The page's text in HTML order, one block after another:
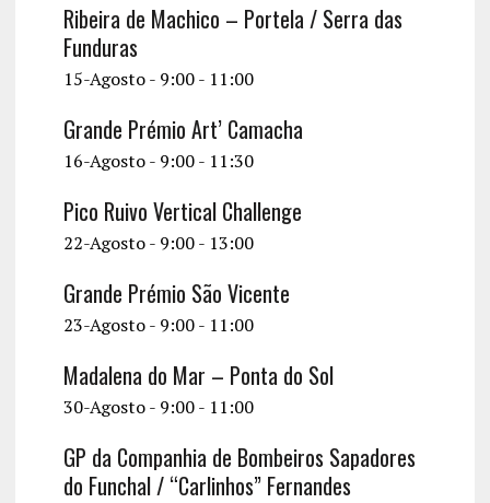
Ribeira de Machico – Portela / Serra das
Funduras
15-Agosto - 9:00- 11:00
Grande Prémio Art’ Camacha
16-Agosto - 9:00- 11:30
Pico Ruivo Vertical Challenge
22-Agosto - 9:00- 13:00
Grande Prémio São Vicente
23-Agosto - 9:00- 11:00
Madalena do Mar – Ponta do Sol
30-Agosto - 9:00- 11:00
GP da Companhia de Bombeiros Sapadores
do Funchal / “Carlinhos” Fernandes